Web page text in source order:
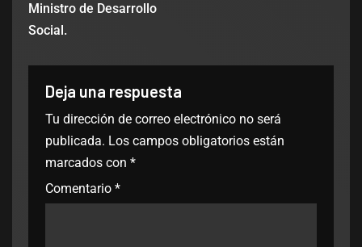
Ministro de Desarrollo
Social.
Deja una respuesta
Tu dirección de correo electrónico no será
publicada. Los campos obligatorios están
marcados con *
Comentario *